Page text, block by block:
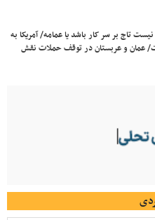
تاج بر سر کار باشد یا عمامه/ آمریکا به
عمان و عربستان در توقف حملات نقش